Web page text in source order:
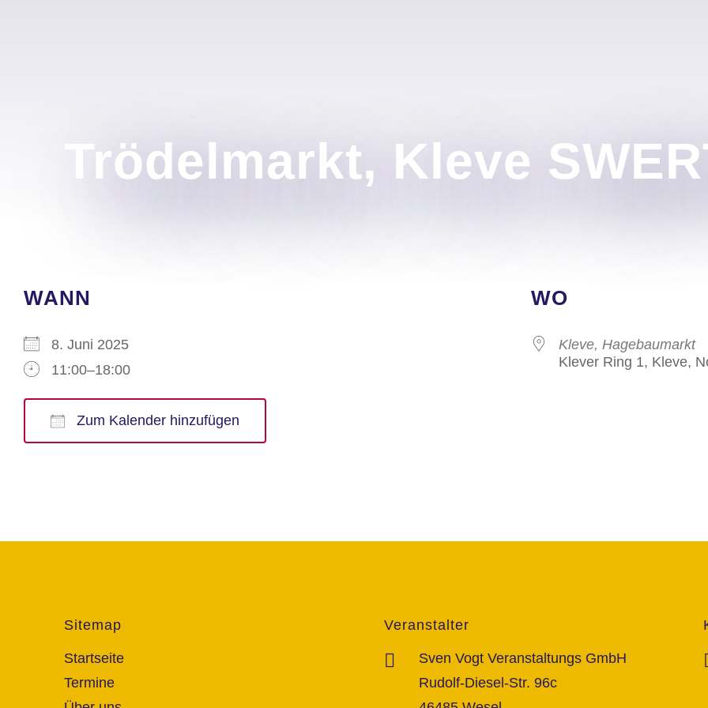
Trödelmarkt, Kleve
WANN
8. Juni 2025
11:00–18:00
Zum Kalender hinzufügen
WO
Kleve, Hagebaumarkt
Klever Ring 1, Kleve,
Sitemap
Startseite
Termine
Veranstalter
Sven Vogt Veranstaltungs GmbH
Rudolf-Diesel-Str. 96c